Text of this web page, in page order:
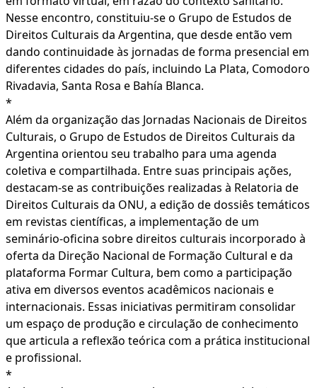
Nesse encontro, constituiu-se o Grupo de Estudos de
Direitos Culturais da Argentina, que desde então vem
dando continuidade às jornadas de forma presencial em
diferentes cidades do país, incluindo La Plata, Comodoro
Rivadavia, Santa Rosa e Bahía Blanca.
*
Além da organização das Jornadas Nacionais de Direitos
Culturais, o Grupo de Estudos de Direitos Culturais da
Argentina orientou seu trabalho para uma agenda
coletiva e compartilhada. Entre suas principais ações,
destacam-se as contribuições realizadas à Relatoria de
Direitos Culturais da ONU, a edição de dossiês temáticos
em revistas científicas, a implementação de um
seminário-oficina sobre direitos culturais incorporado à
oferta da Direção Nacional de Formação Cultural e da
plataforma Formar Cultura, bem como a participação
ativa em diversos eventos acadêmicos nacionais e
internacionais. Essas iniciativas permitiram consolidar
um espaço de produção e circulação de conhecimento
que articula a reflexão teórica com a prática institucional
e profissional.
*